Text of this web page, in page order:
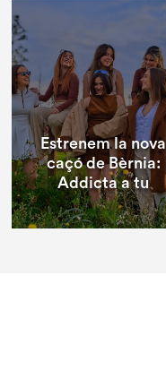
Estrenem la nova
caçó de Bèrnia:
Addicta a tu